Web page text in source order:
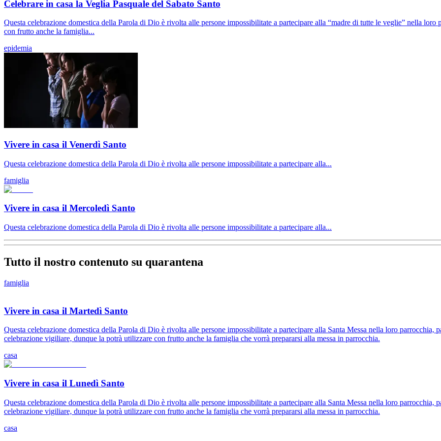
Celebrare in casa la Veglia Pasquale del Sabato Santo
Questa celebrazione domestica della Parola di Dio è rivolta alle persone impossibilitate a partecipare alla “madre di tutte le veglie” nella
con frutto anche la famiglia...
epidemia
Vivere in casa il Venerdì Santo
Questa celebrazione domestica della Parola di Dio è rivolta alle persone impossibilitate a partecipare alla...
famiglia
Vivere in casa il Mercoledì Santo
Questa celebrazione domestica della Parola di Dio è rivolta alle persone impossibilitate a partecipare alla...
Tutto il nostro contenuto su quarantena
famiglia
Vivere in casa il Martedì Santo
Questa celebrazione domestica della Parola di Dio è rivolta alle persone impossibilitate a partecipare alla Santa Messa nella loro parrocchia,
celebrazione vigiliare, dunque la potrà utilizzare con frutto anche la famiglia che vorrà prepararsi alla messa in parrocchia.
casa
Vivere in casa il Lunedì Santo
Questa celebrazione domestica della Parola di Dio è rivolta alle persone impossibilitate a partecipare alla Santa Messa nella loro parrocchia,
celebrazione vigiliare, dunque la potrà utilizzare con frutto anche la famiglia che vorrà prepararsi alla messa in parrocchia.
casa